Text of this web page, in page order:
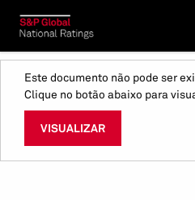
Este documento não pode ser
Clique no botão abaixo para
VISUALIZAR